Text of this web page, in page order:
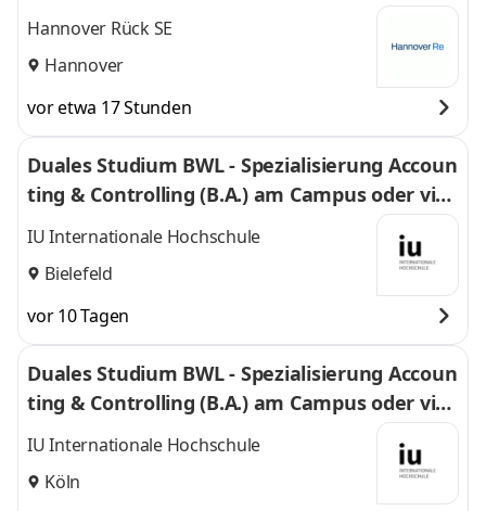
Hannover Rück SE
Hannover
vor etwa 17 Stunden
Duales Studium BWL - Spezialisierung Accoun
ting & Controlling (B.A.) am Campus oder virt
uell
IU Internationale Hochschule
Bielefeld
vor 10 Tagen
Duales Studium BWL - Spezialisierung Accoun
ting & Controlling (B.A.) am Campus oder virt
uell
IU Internationale Hochschule
Köln